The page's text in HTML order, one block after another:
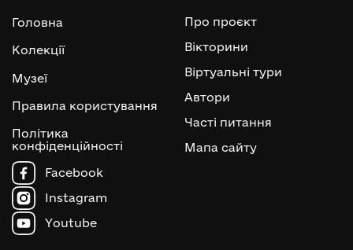
Головна
Колекції
Музеї
Правила користування
Політика
конфіденційності
Про проєкт
Вікторини
Віртуальні тури
Автори
Часті питання
Мапа сайту
Facebook
Instagram
Youtube